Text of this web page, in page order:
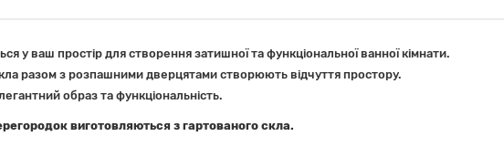
у ваш простір для створення затишної та функціональної ванної кімнати.
разом з розпашними дверцятами створюють відчуття простору.
образ та функціональність.
виготовляються з гартованого скла.